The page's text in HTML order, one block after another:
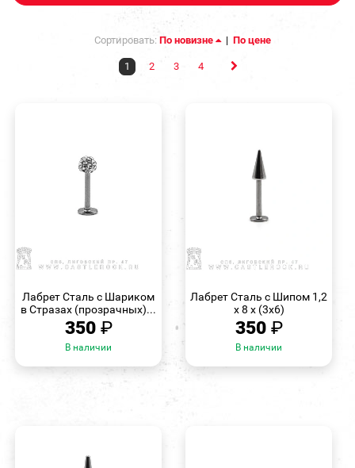
Сортировать: По новизне | По цене
1 2 3 4
Лабрет Сталь с Шариком
в Стразах (прозрачных)...
350 ₽
В наличии
Лабрет Сталь с Шипом 1,2
х 8 х (3х6)
350 ₽
В наличии